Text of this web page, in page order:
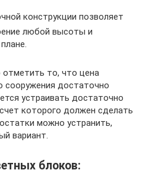
конструкции позволяет
любой высоты и
то, что цена
сооружения достаточно
устраивать достаточно
которого должен сделать
можно устранить,
вариант.
блоков: